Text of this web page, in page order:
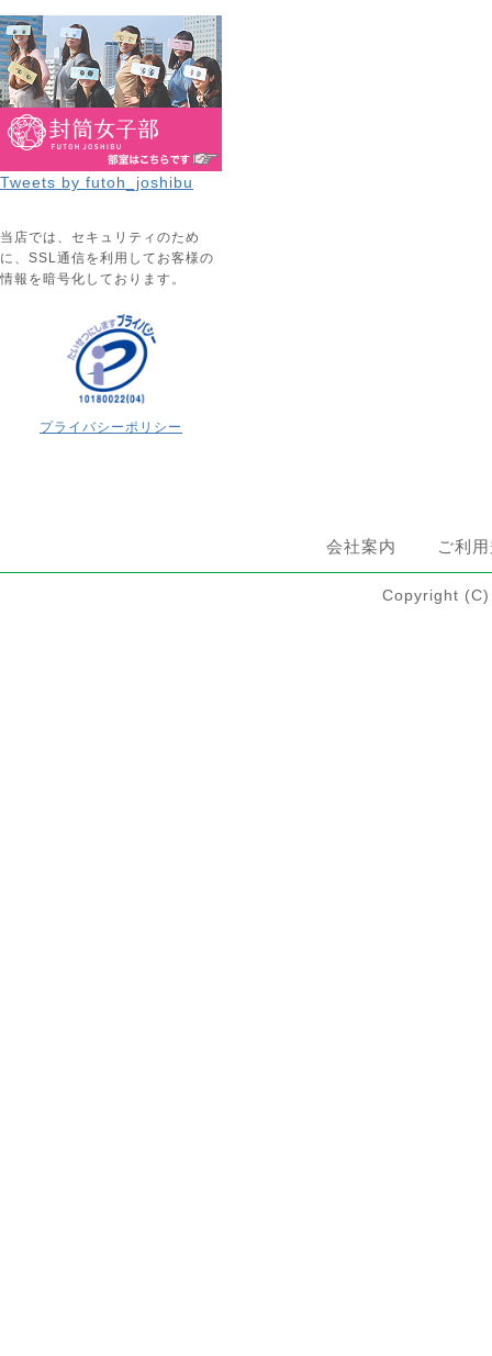
Tweets by futoh_joshibu
当店では、セキュリティのため
に、SSL通信を利用してお客様の
情報を暗号化しております。
プライバシーポリシー
会社案内 ご利
Copyright